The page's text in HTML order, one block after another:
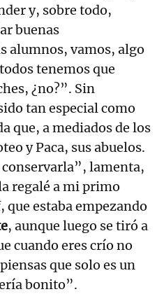
y, sobre todo,
buenas
alumnos, vamos, algo
tenemos que
¿no?”. Sin
tan especial como
que, a mediados de los
y Paca, sus abuelos.
conservarla”, lamenta,
regalé a mi primo
que estaba empezando
, aunque luego se tiró a
cuando eres crío no
que solo es un
bonito”.